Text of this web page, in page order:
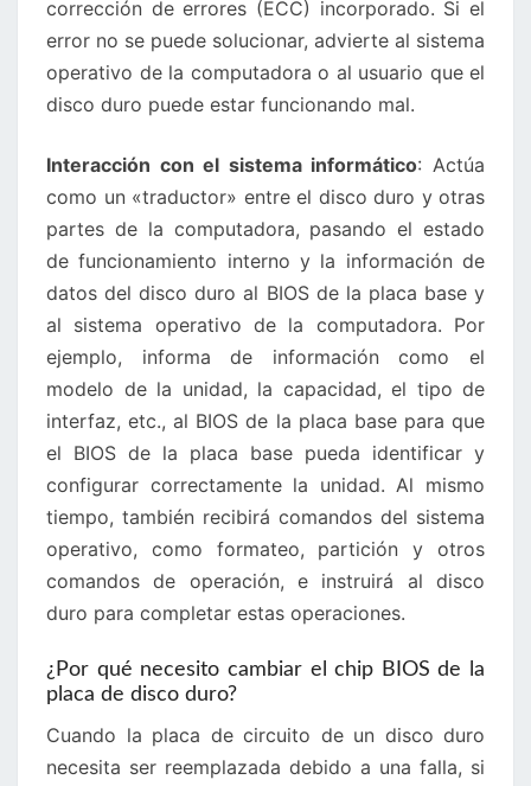
corrección de errores (ECC) incorporado. Si el
error no se puede solucionar, advierte al sistema
operativo de la computadora o al usuario que el
disco duro puede estar funcionando mal.
Interacción con el sistema informático: Actúa
como un «traductor» entre el disco duro y otras
partes de la computadora, pasando el estado
de funcionamiento interno y la información de
datos del disco duro al BIOS de la placa base y
al sistema operativo de la computadora. Por
ejemplo, informa de información como el
modelo de la unidad, la capacidad, el tipo de
interfaz, etc., al BIOS de la placa base para que
el BIOS de la placa base pueda identificar y
configurar correctamente la unidad. Al mismo
tiempo, también recibirá comandos del sistema
operativo, como formateo, partición y otros
comandos de operación, e instruirá al disco
duro para completar estas operaciones.
¿Por qué necesito cambiar el chip BIOS de la
placa de disco duro?
Cuando la placa de circuito de un disco duro
necesita ser reemplazada debido a una falla, si